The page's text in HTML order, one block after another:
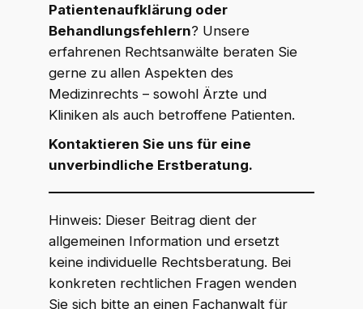
Patientenaufklärung oder
Behandlungsfehlern? Unsere
erfahrenen Rechtsanwälte beraten Sie
gerne zu allen Aspekten des
Medizinrechts – sowohl Ärzte und
Kliniken als auch betroffene Patienten.
Kontaktieren Sie uns für eine
unverbindliche Erstberatung.
Hinweis: Dieser Beitrag dient der
allgemeinen Information und ersetzt
keine individuelle Rechtsberatung. Bei
konkreten rechtlichen Fragen wenden
Sie sich bitte an einen Fachanwalt für